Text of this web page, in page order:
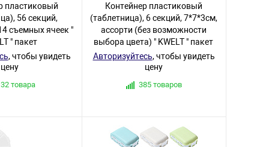
пластиковый
56 секций,
съемных ячеек "
" пакет
, чтобы увидеть
цену
товара
Контейнер пластиковый
(таблетница), 6 секций, 7*7*3см,
ассорти (без возможности
выбора цвета) " KWELT " пакет
Авторизуйтесь, чтобы увидеть
цену
385 товаров